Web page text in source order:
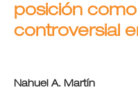
posición
controversial
Nahuel A. Martín